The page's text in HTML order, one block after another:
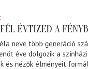
ÉVTIZED A
neve több generáció
éve dolgozik a
és nézők élményeit